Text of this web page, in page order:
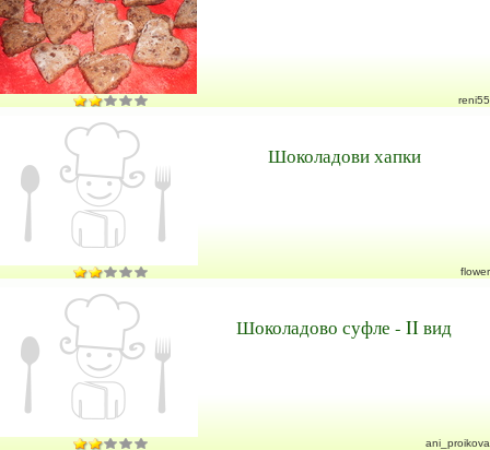
reni55
Шоколадови хапки
flower
Шоколадово суфле - II вид
ani_proikova